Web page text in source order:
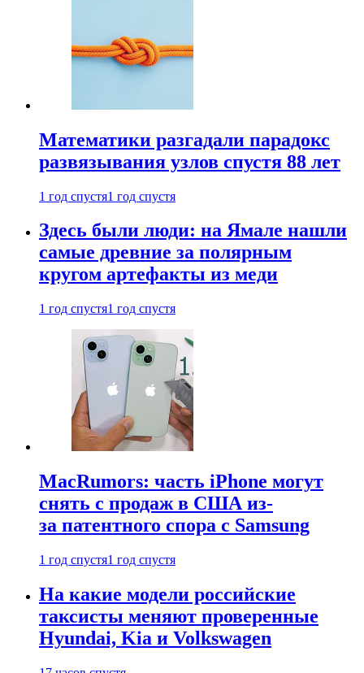
Математики разгадали парадокс
развязывания узлов спустя 88 лет
1 год спустя1 год спустя
Здесь были люди: на Ямале нашли
самые древние за полярным
кругом артефакты из меди
1 год спустя1 год спустя
MacRumors: часть iPhone могут
снять с продаж в США из-
за патентного спора с Samsung
1 год спустя1 год спустя
На какие модели российские
таксисты меняют проверенные
Hyundai, Kia и Volkswagen